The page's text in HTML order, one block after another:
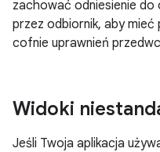
zachować odniesienie do
przez odbiornik, aby
cofnie uprawnień
Widoki
Jeśli Twoja aplikacja